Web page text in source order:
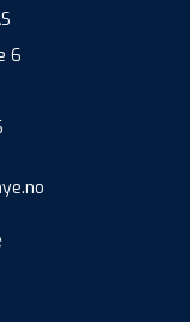
6